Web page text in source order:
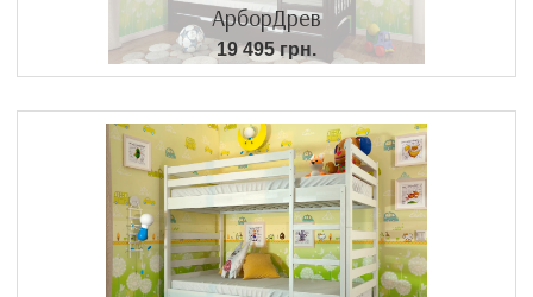
АрборДрев
19 495 грн.